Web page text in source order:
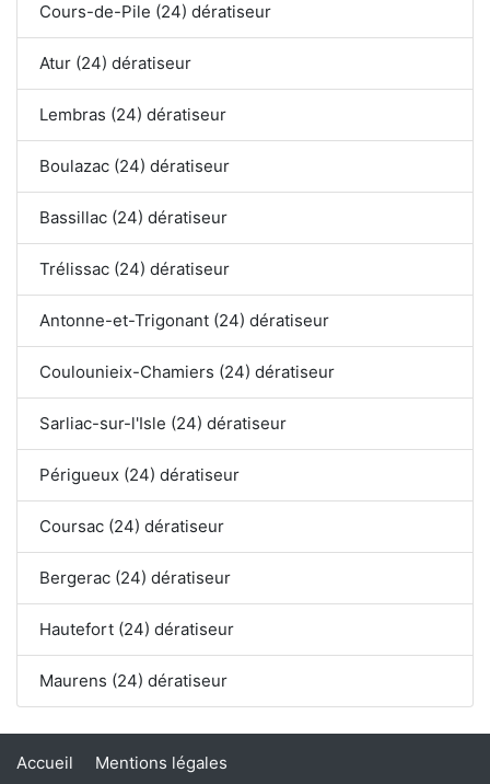
Cours-de-Pile (24) dératiseur
Atur (24) dératiseur
Lembras (24) dératiseur
Boulazac (24) dératiseur
Bassillac (24) dératiseur
Trélissac (24) dératiseur
Antonne-et-Trigonant (24) dératiseur
Coulounieix-Chamiers (24) dératiseur
Sarliac-sur-l'Isle (24) dératiseur
Périgueux (24) dératiseur
Coursac (24) dératiseur
Bergerac (24) dératiseur
Hautefort (24) dératiseur
Maurens (24) dératiseur
Accueil Mentions légales